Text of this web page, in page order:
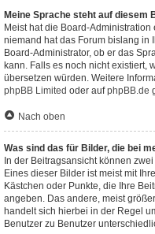
Meine Sprache steht auf diesem
Meist hat die Board-
niemand hat das Forum bislang in
Board-Administrator, ob er das
kann. Falls es noch nicht existiert,
übersetzen würden. Weitere
phpBB Limited oder aufphpBB.de
Nach oben
Was sind das für Bilder, die bei
In der Beitragsansicht können
Eines dieser Bilder ist meist mit
Kästchen oder Punkte, die Ihre
angeben. Das andere, meist
handelt sich hierbei in der Regel
Benutzer zu Benutzer